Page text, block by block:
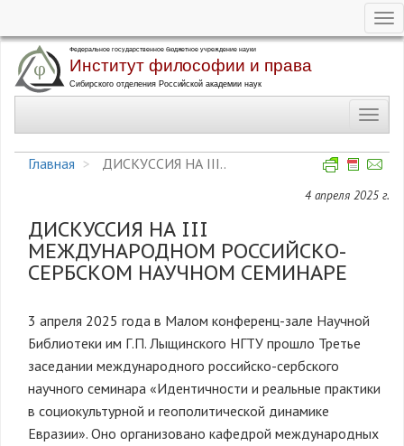
Перейти
основному
Главная
ДИСКУССИЯ НА III..
4 апреля 2025 г.
ДИСКУССИЯ НА III
МЕЖДУНАРОДНОМ РОССИЙСКО-
СЕРБСКОМ НАУЧНОМ СЕМИНАРЕ
3 апреля 2025 года в Малом конференц-зале Научной
Библиотеки им Г.П. Лыщинского НГТУ прошло Третье
заседании международного российско-сербского
научного семинара «Идентичности и реальные практики
в социокультурной и геополитической динамике
Евразии». Оно организовано кафедрой международных